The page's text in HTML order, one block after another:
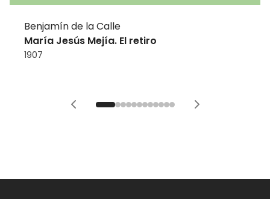
Benjamín de la Calle
María Jesús Mejía. El retiro
1907